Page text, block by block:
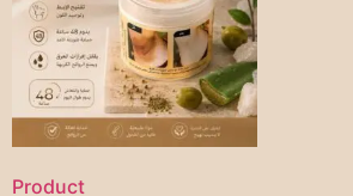
Product